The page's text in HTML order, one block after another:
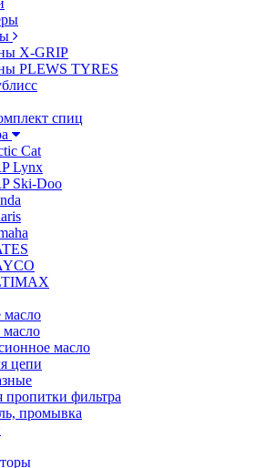
X-GRIP
PLEWS TYRES
спиц
Cat
Lynx
Ski-Doo
масло
цепи
пропитки фильтра
промывка